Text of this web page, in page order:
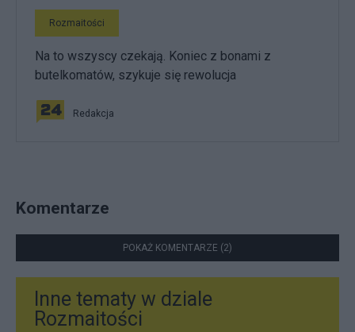
Rozmaitości
Na to wszyscy czekają. Koniec z bonami z
butelkomatów, szykuje się rewolucja
Redakcja
Komentarze
POKAŻ KOMENTARZE (2)
Inne tematy w dziale
Rozmaitości